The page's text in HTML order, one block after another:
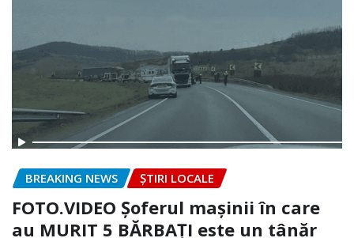
BREAKING NEWS ȘTIRI LOCALE
FOTO.VIDEO Șoferul mașinii în care
au MURIT 5 BĂRBAȚI este un tânăr